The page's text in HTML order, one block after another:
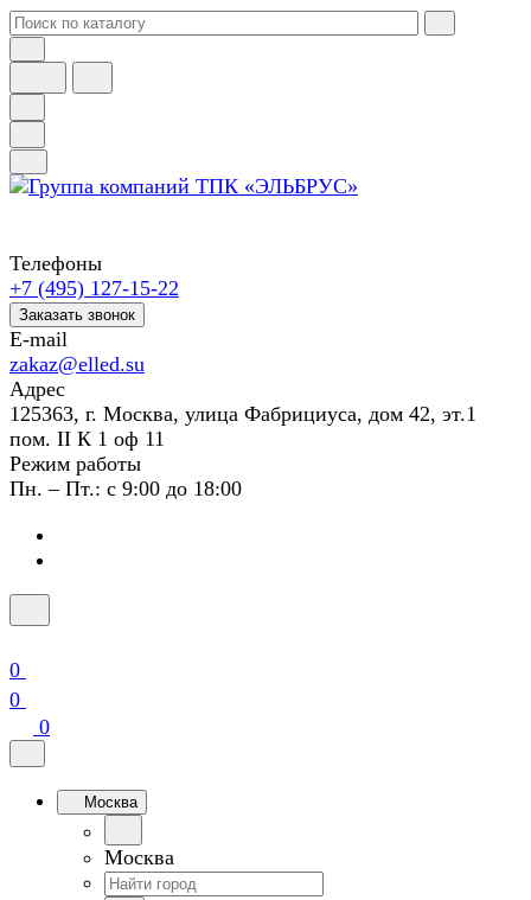
Телефоны
+7 (495) 127-15-22
Заказать звонок
E-mail
zakaz@elled.su
Адрес
125363, г. Москва, улица Фабрициуса, дом 42, эт.1
пом. II К 1 оф 11
Режим работы
Пн. – Пт.: с 9:00 до 18:00
0
0
0
Москва
Москва